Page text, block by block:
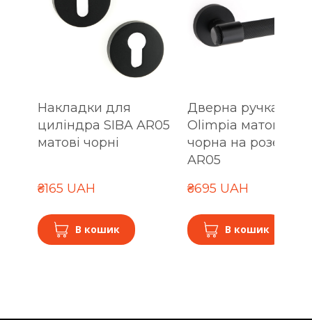
Накладки для
циліндра SIBA AR05
матові чорні
₴165 UAH
В кошик
Дверна ручка SIBA
Olimpia матова
чорна на розетці
AR05
₴695 UAH
В кошик